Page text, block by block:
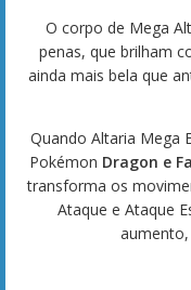
O corpo de Mega
penas, que brilham
ainda mais bela que
Quando Altaria Mega
Pokémon Dragon e
transforma os
Ataque e Ataque